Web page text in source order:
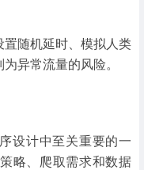
随机延时、模拟人类
异常流量的风险。
设计中至关重要的一
略、爬取需求和数据